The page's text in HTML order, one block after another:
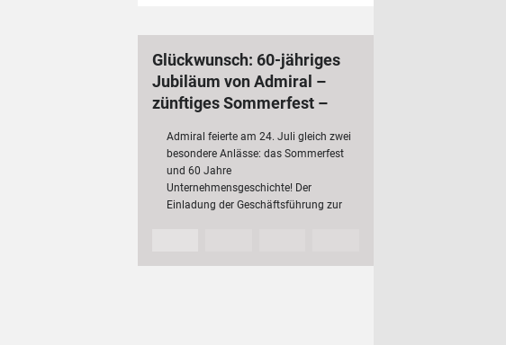
Glückwunsch: 60-jähriges
Jubiläum von Admiral –
zünftiges Sommerfest –
Mitarbeiterinnen und
Mitarbeiter
Admiral feierte am 24. Juli gleich zwei
besondere Anlässe: das Sommerfest
und 60 Jahre
Unternehmensgeschichte! Der
Einladung der Geschäftsführung zur